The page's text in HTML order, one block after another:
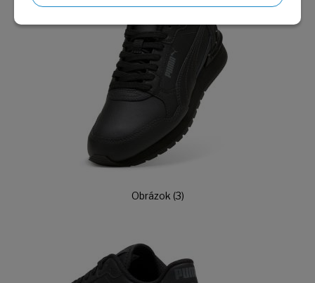
Obrázok (3)